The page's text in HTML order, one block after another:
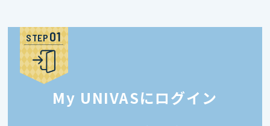
STEP
My UNIVASにログイン